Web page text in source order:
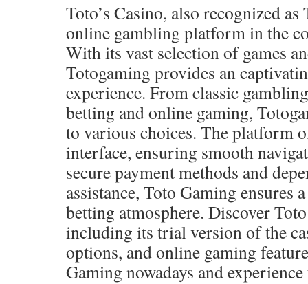
Toto’s Casino, also recognized
online gambling platform in the
With its vast selection of games
Totogaming provides an
experience. From classic
betting and online gaming,
to various choices. The platform
interface, ensuring smooth
secure payment methods and
assistance, Toto Gaming ensures
betting atmosphere. Discover
including its trial version of the
options, and online gaming
Gaming nowadays and